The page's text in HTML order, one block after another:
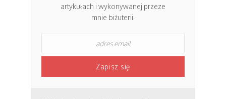
artykułach i wykonywanej przeze
mnie biżuterii.